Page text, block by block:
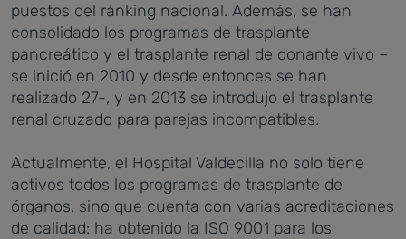
puestos del ránking nacional. Además, se han
consolidado los programas de trasplante
pancreático y el trasplante renal de donante vivo –
se inició en 2010 y desde entonces se han
realizado 27-, y en 2013 se introdujo el trasplante
renal cruzado para parejas incompatibles.
Actualmente, el Hospital Valdecilla no solo tiene
activos todos los programas de trasplante de
órganos, sino que cuenta con varias acreditaciones
de calidad: ha obtenido la ISO 9001 para los